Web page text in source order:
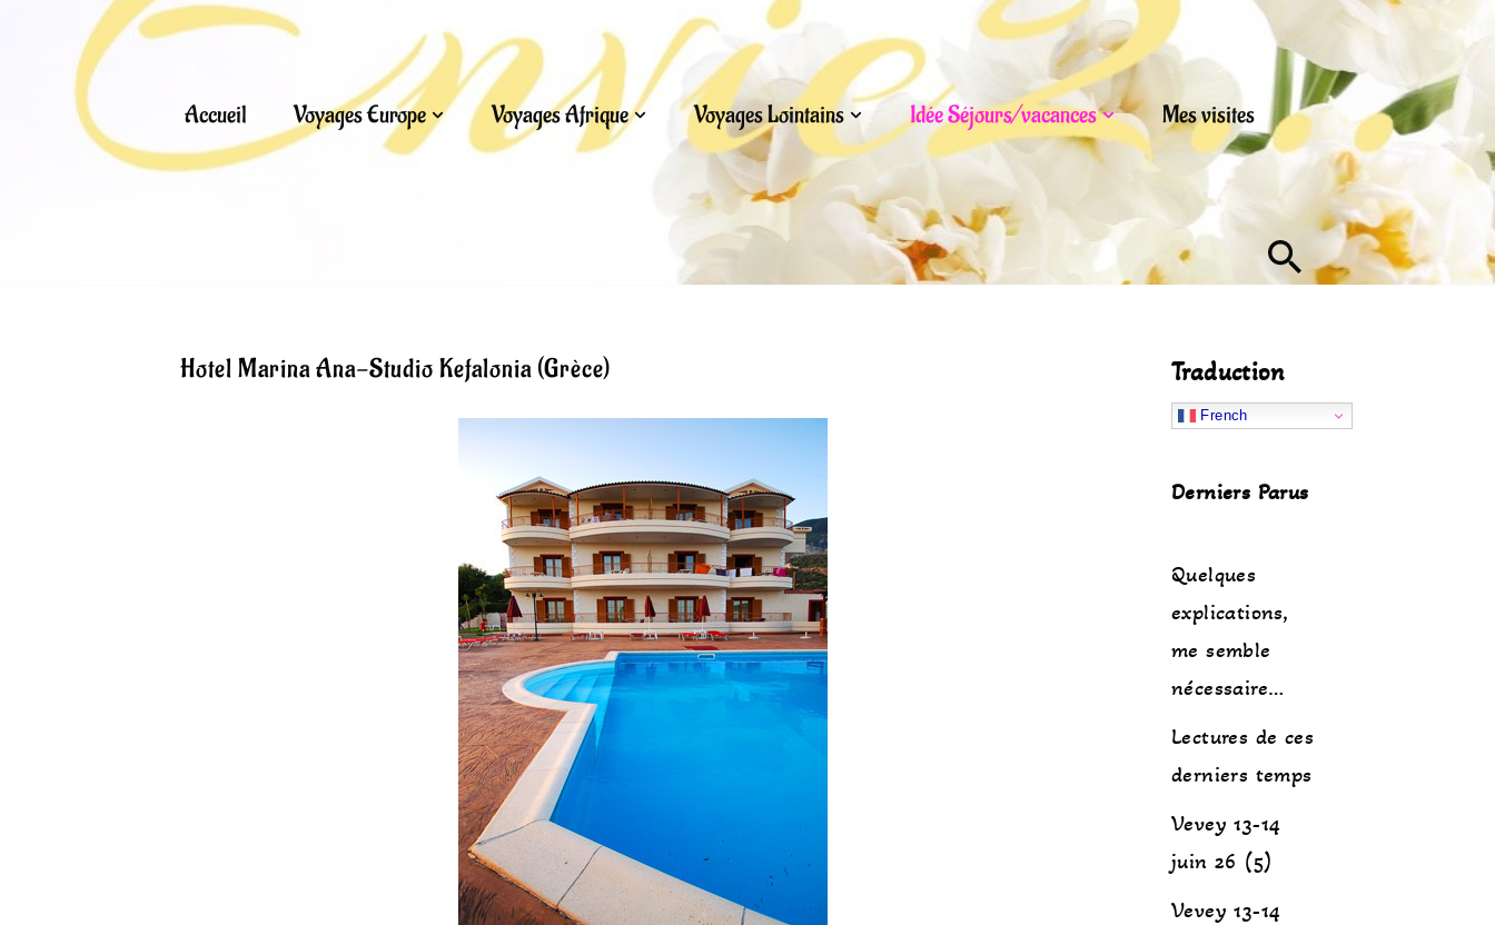
contenu
Accueil Voyages Europe Voyages Afrique Voyages Lointains Idée Séjours/vacances Mes visites
Hotel Marina Ana-Studio Kefalonia (Grèce) Traduction
French
Derniers Parus
Quelques
explications,
me semble
nécessaire…
Lectures de ces
derniers temps
Vevey 13-14
juin 26 (5)
Vevey 13-14